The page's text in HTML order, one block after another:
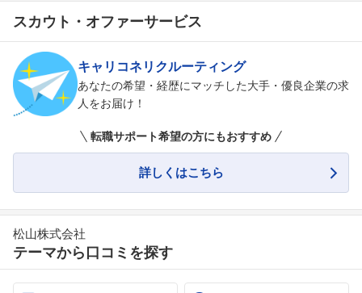
フォローしました
こちらの企業もフォローしませんか？
スカウト・オファーサービス
キャリコネリクルーティング
あなたの希望・経歴にマッチした大手・優良企業の求
人をお届け！
転職サポート希望の方にもおすすめ
詳しくはこちら
松山株式会社
テーマから口コミを探す